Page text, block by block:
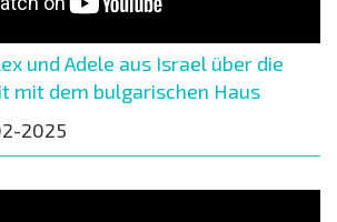
und Adele aus Israel über die
mit dem bulgarischen Haus
2025